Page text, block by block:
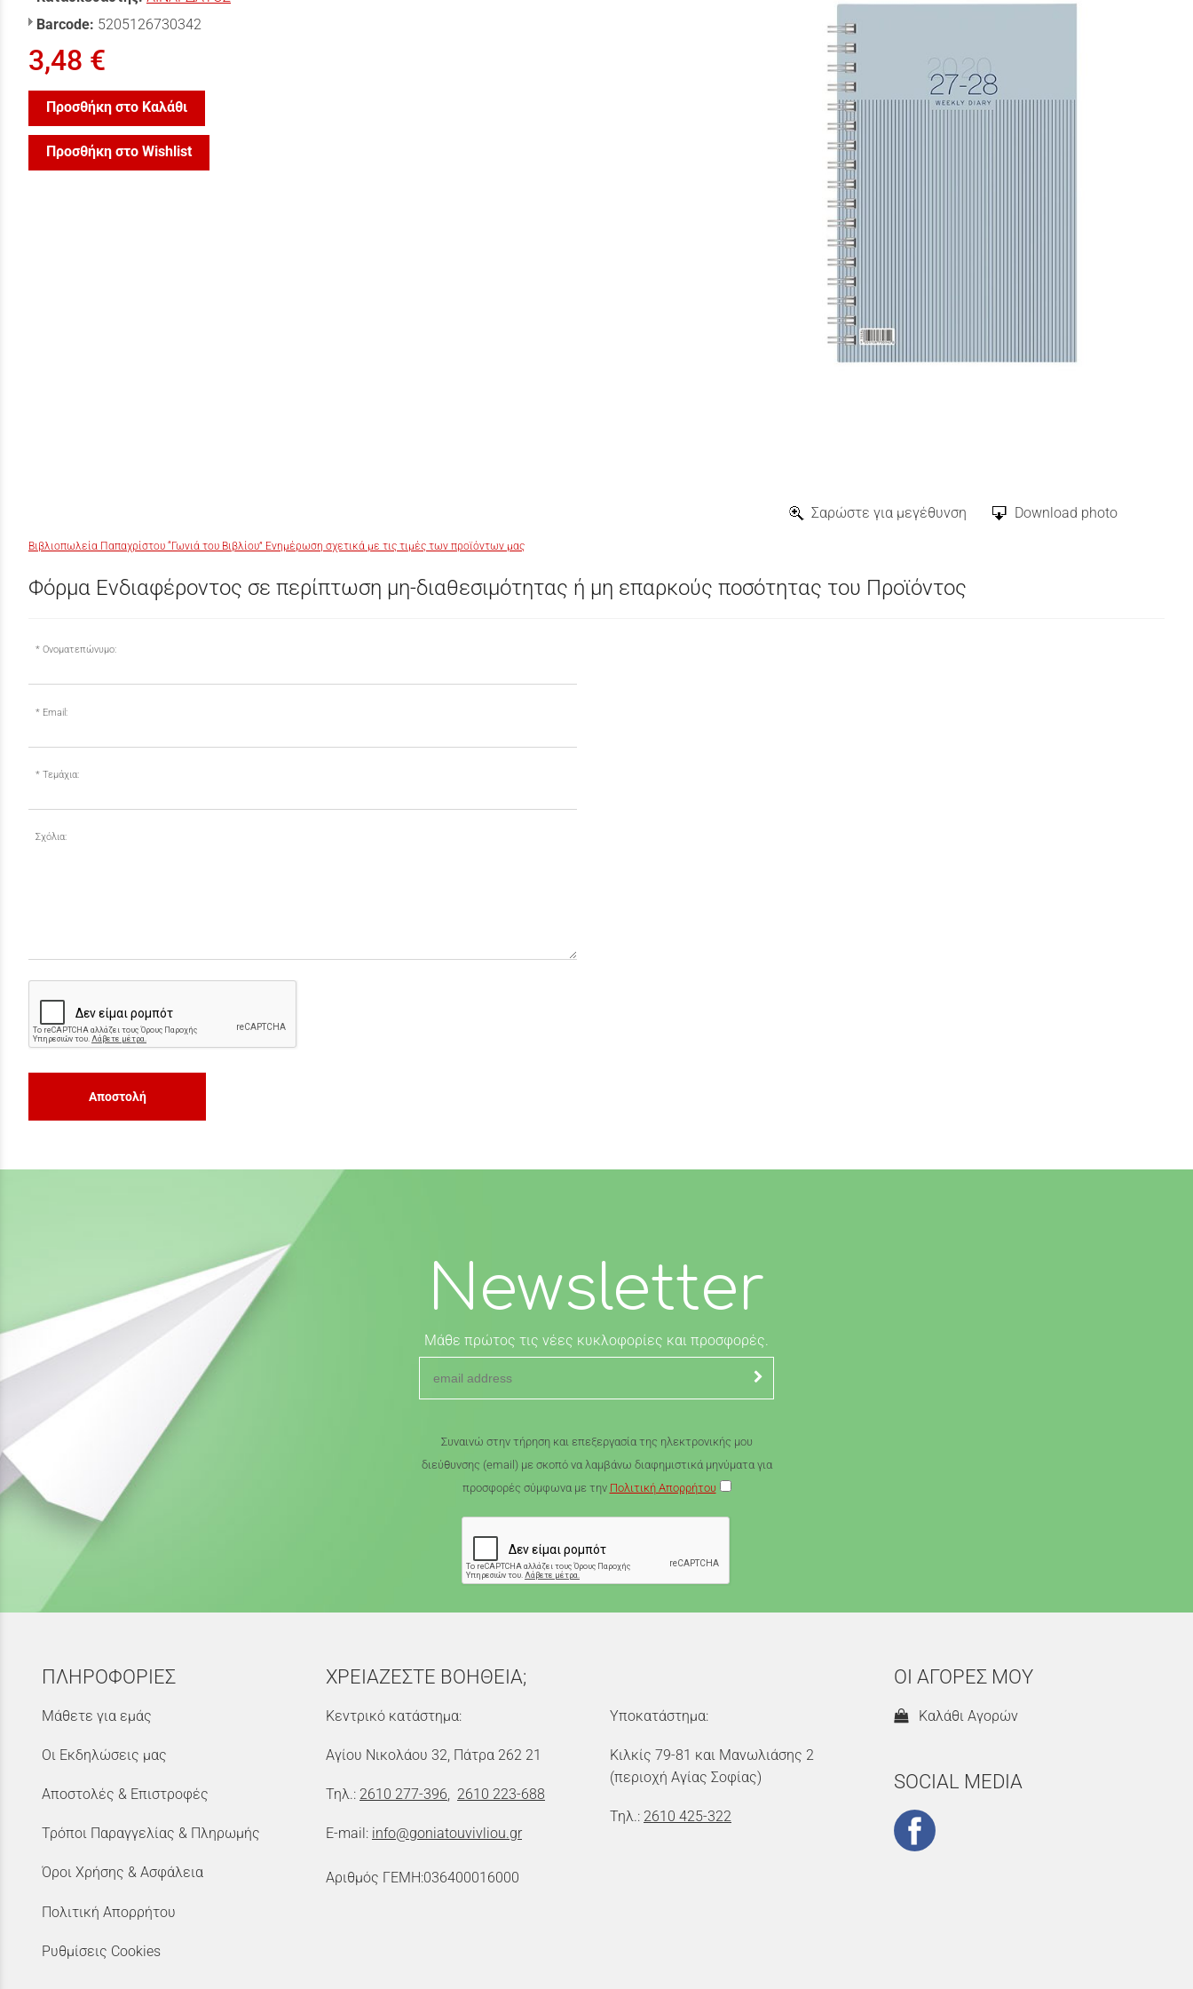
Σαρώστε για μεγέθυνση Download photo
Barcode: 5205126730342
3,48 €
Προσθήκη στο Καλάθι
Προσθήκη στο Wishlist
Βιβλιοπωλεία Παπαχρίστου “Γωνιά του Βιβλίου” Ενημέρωση σχετικά με τις τιμές των προϊόντων μας
Φόρμα Ενδιαφέροντος σε περίπτωση μη-διαθεσιμότητας ή μη επαρκούς ποσότητας του Προϊόντος
Ονοματεπώνυμο:
Email:
Τεμάχια:
Σχόλια:
Αποστολή
Newsletter
Μάθε πρώτος τις νέες κυκλοφορίες και προσφορές.
Συναινώ στην τήρηση και επεξεργασία της ηλεκτρονικής μου
διεύθυνσης (email) με σκοπό να λαμβάνω διαφημιστικά μηνύματα για
προσφορές σύμφωνα με την Πολιτική Απορρήτου
ΠΛΗΡΟΦΟΡΙΕΣ
Μάθετε για εμάς
Οι Εκδηλώσεις μας
Αποστολές & Επιστροφές
Τρόποι Παραγγελίας & Πληρωμής
Όροι Χρήσης & Ασφάλεια
Πολιτική Απορρήτου
Ρυθμίσεις Cookies
ΧΡΕΙΑΖΕΣΤΕ ΒΟΗΘΕΙΑ;
Κεντρικό κατάστημα:
Αγίου Νικολάου 32, Πάτρα 262 21
Τηλ.: 2610 277-396, 2610 223-688
E-mail: info@goniatouvivliou.gr
Αριθμός ΓΕΜΗ:036400016000
Υποκατάστημα:
Κιλκίς 79-81 και Μανωλιάσης 2
(περιοχή Αγίας Σοφίας)
Τηλ.: 2610 425-322
ΟΙ ΑΓΟΡΕΣ ΜΟΥ
Καλάθι Αγορών
SOCIAL MEDIA